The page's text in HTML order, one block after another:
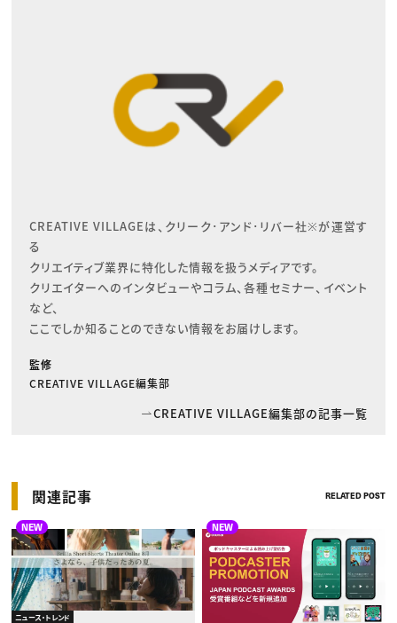
CREATIVE VILLAGEは、クリーク･アンド･リバー社※が運営す
る
クリエイティブ業界に特化した情報を扱うメディアです。
クリエイターへのインタビューやコラム、各種セミナー、イベント
など、
ここでしか知ることのできない情報をお届けします。
監修
CREATIVE VILLAGE編集部
CREATIVE VILLAGE編集部の記事一覧
関連記事 RELATED POST
NEW
ニュース・トレンド
NEW